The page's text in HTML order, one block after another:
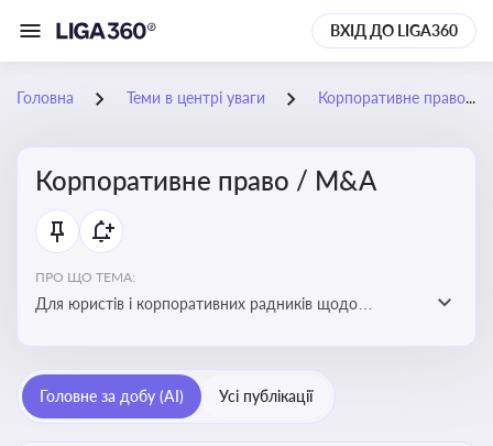
ВХІД ДО LIGA360
Головна Теми в центрі уваги Корпоративне право / M&A
Корпоративне право / M&A
ПРО ЩО ТЕМА:
Для юристів і корпоративних радників щодо
обов’язків мажоритарних і міноритарних акціонерів,
впливу змін у правовому полі на корпоративне
Головне за добу (AI) Усі публікації